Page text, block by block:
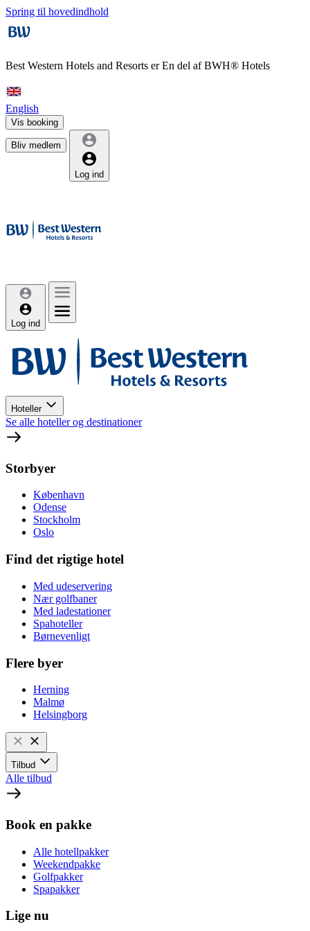
Spring til hovedindhold
Best Western Hotels and Resorts erEn del af BWH® Hotels
English
Vis booking
Bliv medlem
Log ind
Log ind
Hoteller
Se alle hoteller og destinationer
Storbyer
København
Odense
Stockholm
Oslo
Find det rigtige hotel
Med udeservering
Nær golfbaner
Med ladestationer
Spahoteller
Børnevenligt
Flere byer
Herning
Malmø
Helsingborg
Tilbud
Alle tilbud
Book en pakke
Alle hotellpakker
Weekendpakke
Golfpakker
Spapakker
Lige nu